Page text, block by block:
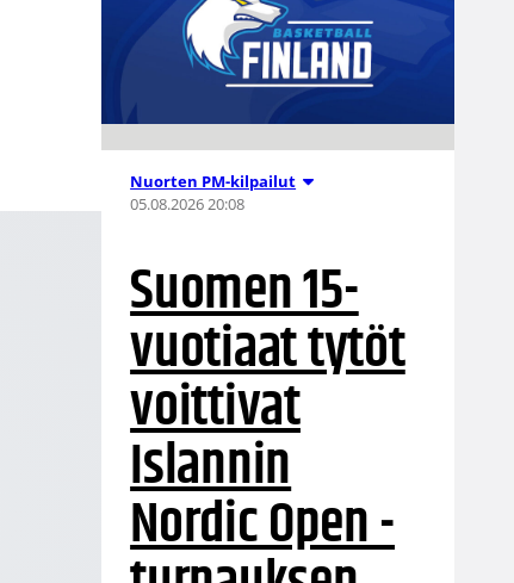
Nuorten PM-kilpailut
05.08.2026 20:08
Suomen 15-
vuotiaat tytöt
voittivat
Islannin
Nordic Open -